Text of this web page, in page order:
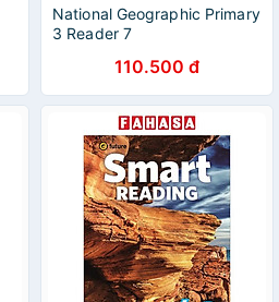
National Geographic Primary
3 Reader 7
110.500 đ